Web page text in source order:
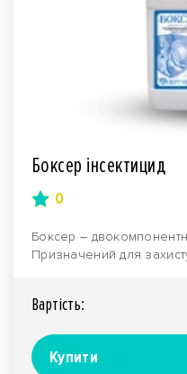
Боксер інсектицид
0
Боксер –
Призначений для
Вартiсть:
Купити